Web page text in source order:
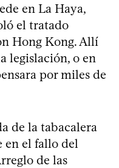
en La Haya,
el tratado
Hong Kong. Allí
legislación, o en
por miles de
de la tabacalera
en el fallo del
de las